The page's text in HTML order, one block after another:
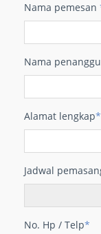
Nama pemesan
Nama
Alamat lengkap*
Jadwal
No. Hp / Telp*